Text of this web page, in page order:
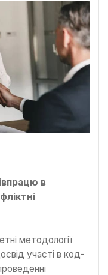
в
методології
участі в код-